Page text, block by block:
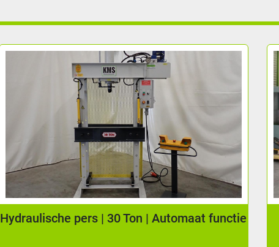
Hydraulische pers | 30 Ton | Automaat functie